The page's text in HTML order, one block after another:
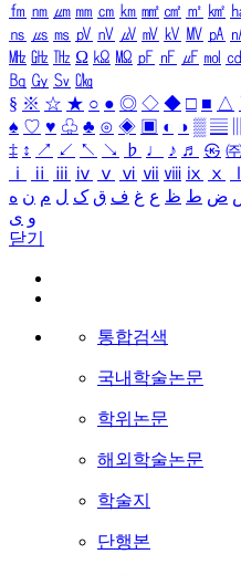
㎙ ㎚ ㎛ ㎜ ㎝ ㎞ ㎟ ㎠ ㎡ ㎢
㎱ ㎲ ㎳ ㎴ ㎵ ㎶ ㎷ ㎸ ㎹ ㎀
㎒ ㎓ ㎔ Ω ㏀ ㏁ ㎊ ㎋ ㎌ ㏖ ㏅
㏃ ㏉ ㏜ ㏆
§ ※ ☆ ★ ○ ● ◎ ◇ ◆ □ ■ △
♠ ♡ ♥ ♧ ♣ ⊙ ◈ ▣ ◐ ◑ ▒ ▤
‡ ↕ ↗ ↙ ↖ ↘ ♭ ♩ ♪ ♬ ㉿
ⅰ
ⅱ ⅲ ⅳ ⅴ ⅵ ⅶ ⅷ ⅸ ⅹ
ض ط ظ ع غ ف ق ک ل م ن ه
و ی
닫기
통합검색
국내학술논문
학위논문
해외학술논문
학술지
단행본